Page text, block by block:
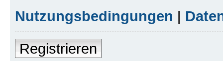
Nutzungsbedingungen |
Registrieren